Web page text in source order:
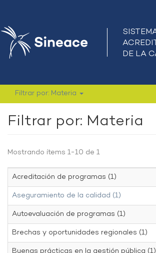
Filtrar por: Materia
Filtrar por: Materia
Mostrando ítems 1-10 de 1
Acreditación de programas (1)
Aseguramiento de la calidad (1)
Autoevaluación de programas (1)
Brechas y oportunidades regionales (1)